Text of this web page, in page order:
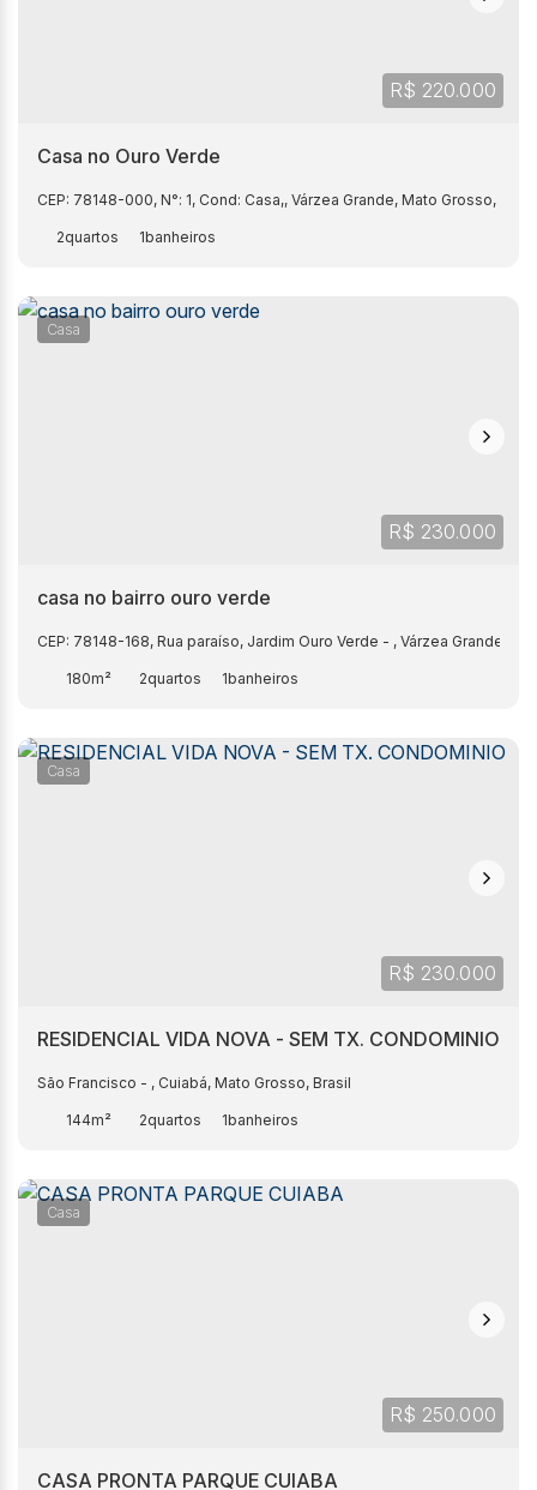
R$ 220.000
Casa no Ouro Verde
CEP: 78148-000, N°: 1, Cond: Casa,, Várzea Grande, Mato Grosso,
2 1
Casa
R$ 230.000
casa no bairro ouro verde
CEP: 78148-168, Rua paraíso, Jardim Ouro Verde , Várzea Grande
2 1
180m²
Casa
R$ 230.000
RESIDENCIAL VIDA NOVA - SEM TX. CONDOMINIO
São Francisco , Cuiabá, Mato Grosso, Brasil
2 1
144m²
Casa
R$ 250.000
CASA PRONTA PARQUE CUIABA